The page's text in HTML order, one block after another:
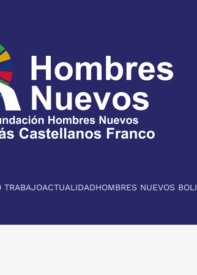
TRABAJOACTUALIDADHOMBRES NUEVOS